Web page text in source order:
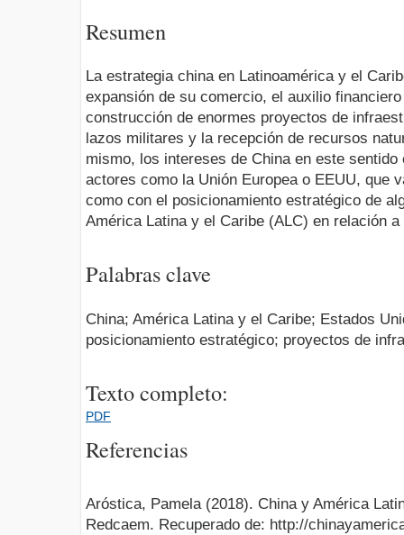
Resumen
La estrategia china en Latinoamérica y el
expansión de su comercio, el auxilio
construcción de enormes proyectos de
lazos militares y la recepción de recursos
mismo, los intereses de China en este
actores como la Unión Europea o EEUU, que
como con el posicionamiento estratégico de
América Latina y el Caribe (ALC) en relación
Palabras clave
China; América Latina y el Caribe; Estados
posicionamiento estratégico; proyectos de
Texto completo:
PDF
Referencias
Aróstica, Pamela (2018). China y América
Redcaem. Recuperado de: http://